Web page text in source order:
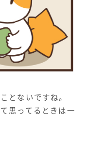
とないですね。
思ってるときは一